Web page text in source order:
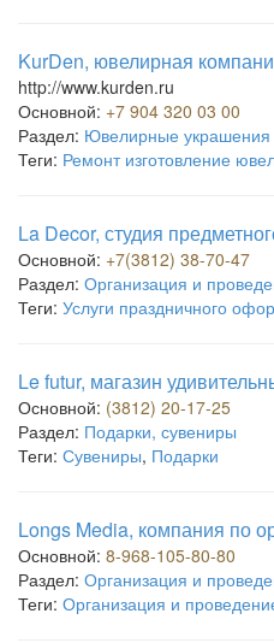
KurDen, ювелирная
http://www.kurden.ru
Основной: +7 904 320 03 00
Раздел: Ювелирные украшения
Теги: Ремонт изготовление
La Decor, студия
Основной: +7(3812) 38-70-47
Раздел: Организация и
Теги: Услуги праздничного
Le futur, магазин
Основной: (3812) 20-17-25
Раздел: Подарки, сувениры
Теги: Сувениры, Подарки
Longs Media, компания по
Основной: 8-968-105-80-80
Раздел: Организация и
Теги: Организация и